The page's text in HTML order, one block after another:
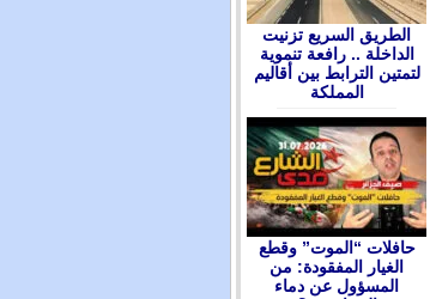
الطريق السريع تزنيت
الداخلة .. رافعة تنموية
لتمتين الترابط بين أقاليم
المملكة
حافلات “الموت” وقطع
الغيار المفقودة: من
المسؤول عن دماء